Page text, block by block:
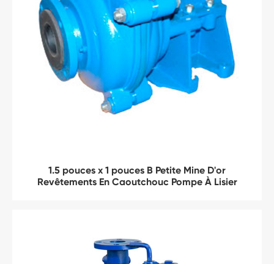
1.5 pouces x 1 pouces B Petite Mine D'or
Revêtements En Caoutchouc Pompe À Lisier